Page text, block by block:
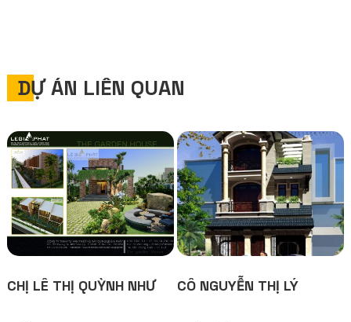
DỰ ÁN LIÊN QUAN
CHỊ LÊ THỊ QUỲNH NHƯ CÔ NGUYỄN THỊ LÝ